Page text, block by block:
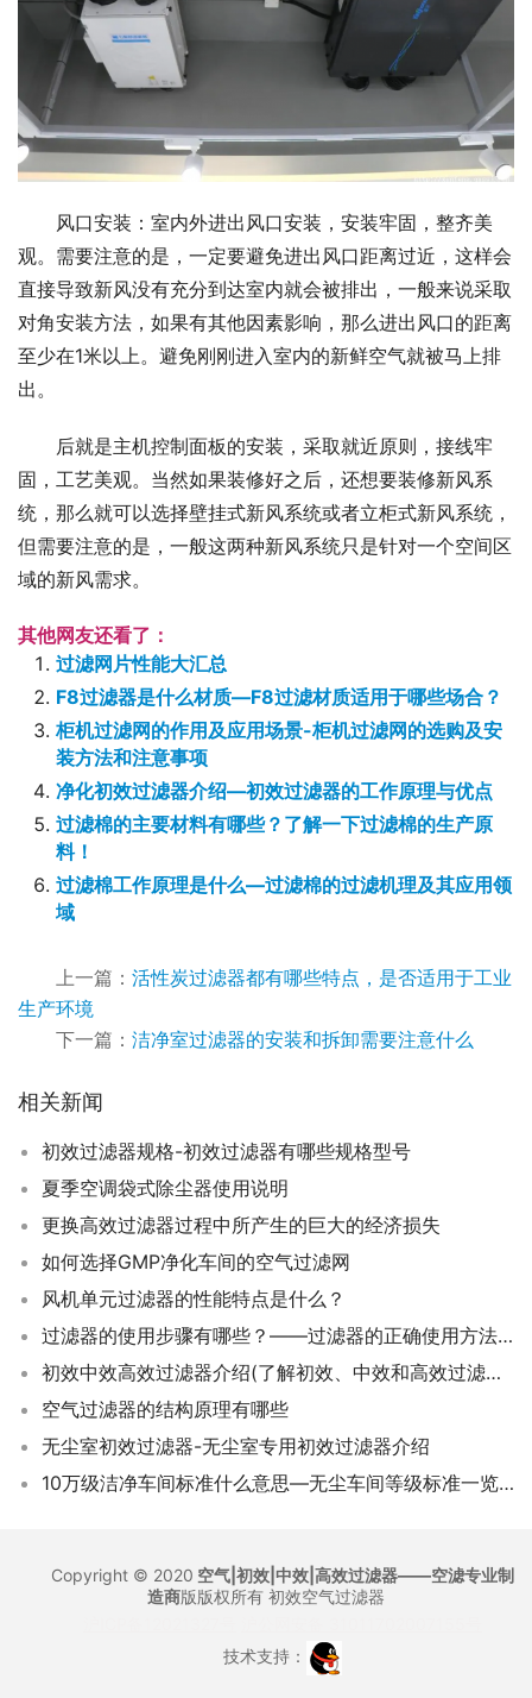
风口安装：室内外进出风口安装，安装牢固，整齐美
观。需要注意的是，一定要避免进出风口距离过近，这样会
直接导致新风没有充分到达室内就会被排出，一般来说采取
对角安装方法，如果有其他因素影响，那么进出风口的距离
至少在1米以上。避免刚刚进入室内的新鲜空气就被马上排
出。
后就是主机控制面板的安装，采取就近原则，接线牢
固，工艺美观。当然如果装修好之后，还想要装修新风系
统，那么就可以选择壁挂式新风系统或者立柜式新风系统，
但需要注意的是，一般这两种新风系统只是针对一个空间区
域的新风需求。
其他网友还看了：
过滤网片性能大汇总
F8过滤器是什么材质—F8过滤材质适用于哪些场合？
柜机过滤网的作用及应用场景-柜机过滤网的选购及安
装方法和注意事项
净化初效过滤器介绍—初效过滤器的工作原理与优点
过滤棉的主要材料有哪些？了解一下过滤棉的生产原
料！
过滤棉工作原理是什么—过滤棉的过滤机理及其应用领
域
上一篇： 活性炭过滤器都有哪些特点，是否适用于工业
生产环境
下一篇： 洁净室过滤器的安装和拆卸需要注意什么
相关新闻
初效过滤器规格-初效过滤器有哪些规格型号
夏季空调袋式除尘器使用说明
更换高效过滤器过程中所产生的巨大的经济损失
如何选择GMP净化车间的空气过滤网
风机单元过滤器的性能特点是什么？
过滤器的使用步骤有哪些？——过滤器的正确使用方法和维护技巧
初效中效高效过滤器介绍(了解初效、中效和高效过滤器的特点和区别)
空气过滤器的结构原理有哪些
无尘室初效过滤器-无尘室专用初效过滤器介绍
10万级洁净车间标准什么意思—无尘车间等级标准一览表
Copyright © 2020 空气|初效|中效|高效过滤器——空滤专业制
造商版版权所有 初效空气过滤器
技术支持：